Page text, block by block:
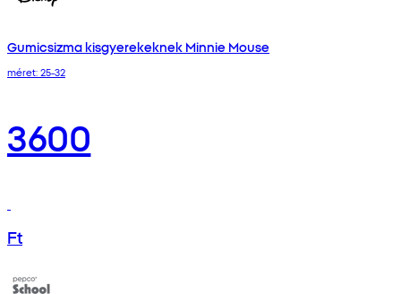
Gumicsizma kisgyerekeknek Minnie Mouse
méret: 25-32
3600
Ft